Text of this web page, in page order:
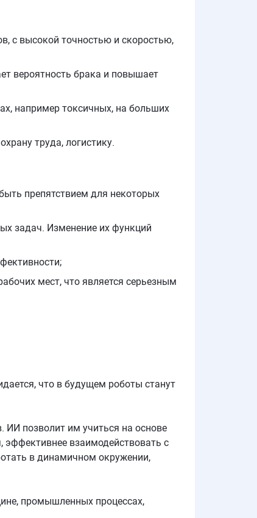
с высокой точностью и скоростью,
вероятность брака и повышает
например токсичных, на больших
труда, логистику.
препятствием для некоторых
задач. Изменение их функций
мест, что является серьезным
что в будущем роботы станут
ИИ позволит им учиться на основе
взаимодействовать с
в динамичном окружении,
промышленных процессах,